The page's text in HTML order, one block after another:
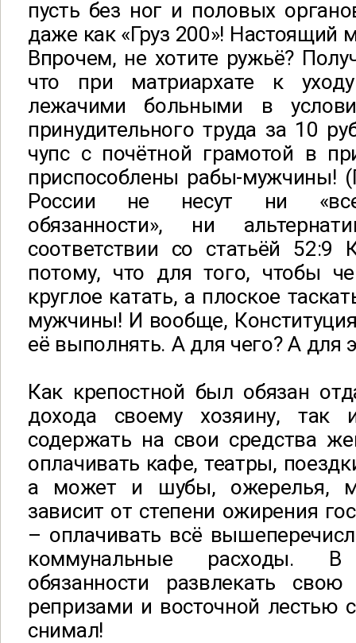
пусть без ног и половых
даже как «Груз 200»! Настоящий
Впрочем, не хотите ружьё?
что при матриархате к
лежачими больными в
принудительного труда за 10
чупс с почётной грамотой в
приспособлены рабы-мужчины!
России не несут ни
обязанности», ни
соответствии со статьёй 52:9
потому, что для того, чтобы
круглое катать, а плоское
мужчины! И вообще,
её выполнять. А для чего? А для
Как крепостной был обязан
дохода своему хозяину, так
содержать на свои средства
оплачивать кафе, театры,
а может и шубы, ожерелья,
зависит от степени ожирения
– оплачивать всё
коммунальные расходы.
обязанности развлекать
репризами и восточной лестью
снимал!